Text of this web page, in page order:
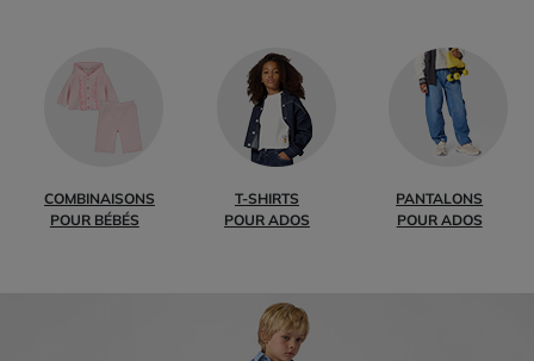
COMBINAISONS
POUR BÉBÉS
T-SHIRTS
POUR ADOS
PANTALONS
POUR ADOS